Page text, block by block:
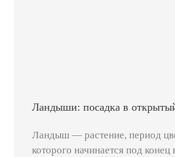
Ландыши: посадка в
Ландыш — растение, период
которого начинается под конец